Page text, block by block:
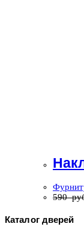
590
Каталог дверей